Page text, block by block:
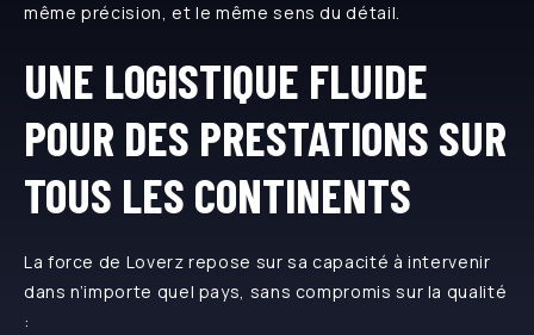
même précision, et le même sens du détail.
UNE LOGISTIQUE FLUIDE
POUR DES PRESTATIONS SUR
TOUS LES CONTINENTS
La force de Loverz repose sur sa capacité à intervenir
dans n’importe quel pays, sans compromis sur la qualité
: